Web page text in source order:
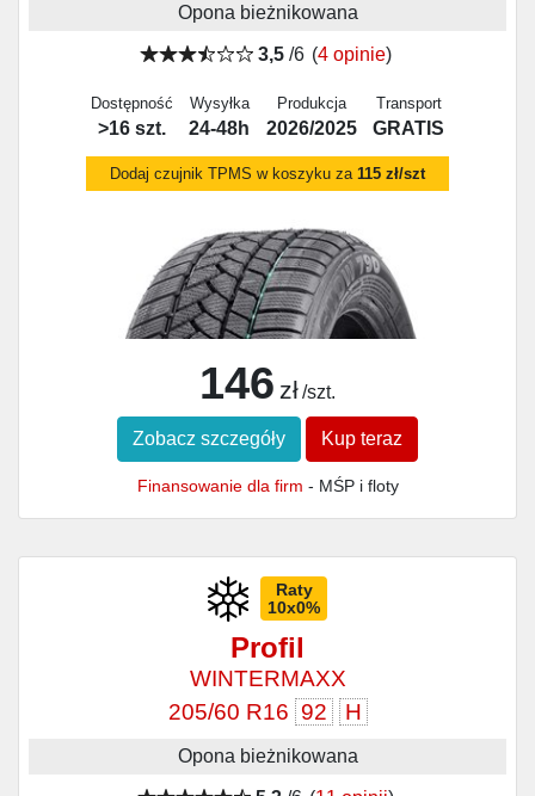
Opona bieżnikowana
3,5/6 (4 opinie)
Dostępność
>16 szt.
Wysyłka
24-48h
Produkcja
2026/2025
Transport
GRATIS
Dodaj czujnik TPMS w koszyku za 115 zł/szt
146 zł /szt.
Zobacz szczegóły Kup teraz
Finansowanie dla firm - MŚP i floty
Raty
10x0%
Profil
WINTERMAXX
205/60 R16 92 H
Opona bieżnikowana